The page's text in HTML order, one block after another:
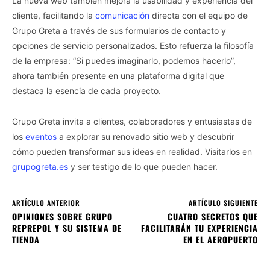
cliente, facilitando la comunicación directa con el equipo de
Grupo Greta a través de sus formularios de contacto y
opciones de servicio personalizados. Esto refuerza la filosofía
de la empresa: “Si puedes imaginarlo, podemos hacerlo”,
ahora también presente en una plataforma digital que
destaca la esencia de cada proyecto.
Grupo Greta invita a clientes, colaboradores y entusiastas de
los eventos a explorar su renovado sitio web y descubrir
cómo pueden transformar sus ideas en realidad. Visitarlos en
grupogreta.es y ser testigo de lo que pueden hacer.
ARTÍCULO ANTERIOR
OPINIONES SOBRE GRUPO
REPREPOL Y SU SISTEMA DE
TIENDA
ARTÍCULO SIGUIENTE
CUATRO SECRETOS QUE
FACILITARÁN TU EXPERIENCIA
EN EL AEROPUERTO